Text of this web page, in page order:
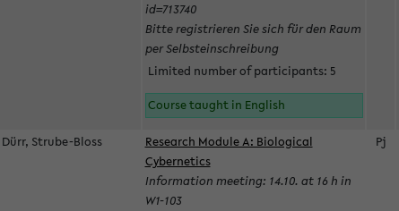
id=713740
Bitte registrieren Sie sich für den Raum
per Selbsteinschreibung
Limited number of participants: 5
Course taught in English
Dürr, Strube-Bloss
Research Module A: Biological
Cybernetics
Information meeting: 14.10. at 16 h in
W1-103
Pj